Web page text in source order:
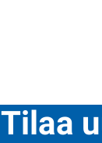
Tilaa